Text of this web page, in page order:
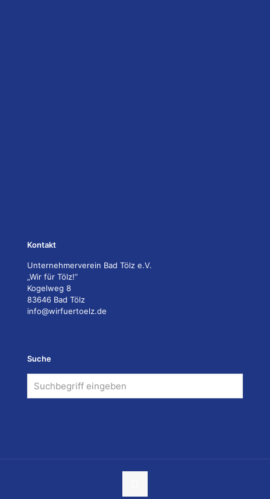
Kontakt
Unternehmerverein Bad Tölz e.V.
„Wir für Tölz!“
Kogelweg 8
83646 Bad Tölz
info@wirfuertoelz.de
Suche